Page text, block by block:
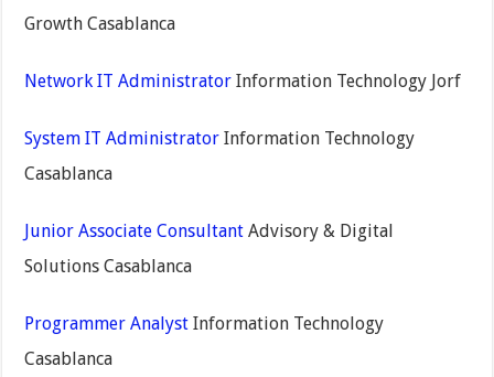
Growth Casablanca
Network IT AdministratorInformation Technology Jorf
System IT AdministratorInformation Technology
Casablanca
Junior Associate ConsultantAdvisory & Digital
Solutions Casablanca
Programmer AnalystInformation Technology
Casablanca